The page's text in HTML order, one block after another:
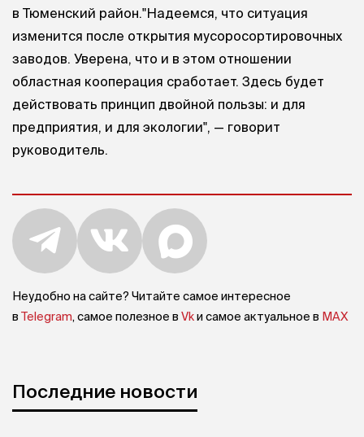
в Тюменский район."Надеемся, что ситуация
изменится после открытия мусоросортировочных
заводов. Уверена, что и в этом отношении
областная кооперация сработает. Здесь будет
действовать принцип двойной пользы: и для
предприятия, и для экологии", — говорит
руководитель.
Неудобно на сайте? Читайте самое интересное
в Telegram, самое полезное в Vkи самое актуальное в MAX
Последние новости